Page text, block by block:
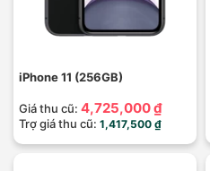
iPhone 11 (256GB)
Giá thu cũ: 4,725,000 ₫
Trợ giá thu cũ: 1,417,500 ₫